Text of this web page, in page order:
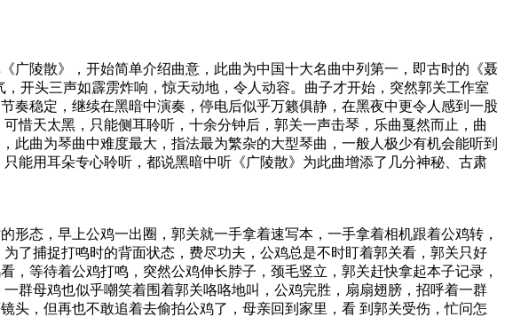
广陵散》，开始简单介绍曲意，此曲为中国十大名曲中列第一，即古时的《聂
开头三声如霹雳炸响，惊天动地，令人动容。曲子才开始，突然郭关工作室
奏稳定，继续在黑暗中演奏，停电后似乎万籁俱静，在黑夜中更令人感到一股
惜天太黑，只能侧耳聆听，十余分钟后，郭关一声击琴，乐曲戛然而止，曲
曲为琴曲中难度最大，指法最为繁杂的大型琴曲，一般人极少有机会能听到
能用耳朵专心聆听，都说黑暗中听《广陵散》为此曲增添了几分神秘、古肃
态，早上公鸡一出圈，郭关就一手拿着速写本，一手拿着相机跟着公鸡转，
了捕捉打鸣时的背面状态，费尽功夫，公鸡总是不时盯着郭关看，郭关只好
等待着公鸡打鸣，突然公鸡伸长脖子，颈毛竖立，郭关赶快拿起本子记录，
群母鸡也似乎嘲笑着围着郭关咯咯地叫，公鸡完胜，扇扇翅膀，招呼着一群
头，但再也不敢追着去偷拍公鸡了，母亲回到家里，看 到郭关受伤，忙问怎